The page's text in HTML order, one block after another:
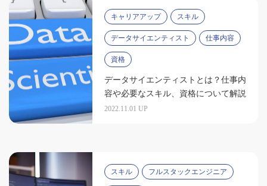
キャリアアップ スキル
データサイエンティスト 仕事内容
資格
データサイエンティストとは？仕事内
容や必要なスキル、資格について解説
2022.11.01 UP
スキル フルスタックエンジニア